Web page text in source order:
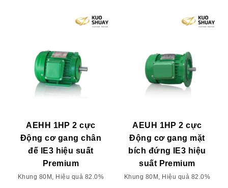
AEHH 1HP 2 cực
Động cơ gang chân
đế IE3 hiệu suất
Premium
Khung 80M, Hiệu quả 82.0%
AEUH 1HP 2 cực
Động cơ gang mặt
bích đứng IE3 hiệu
suất Premium
Khung 80M, Hiệu quả 82.0%